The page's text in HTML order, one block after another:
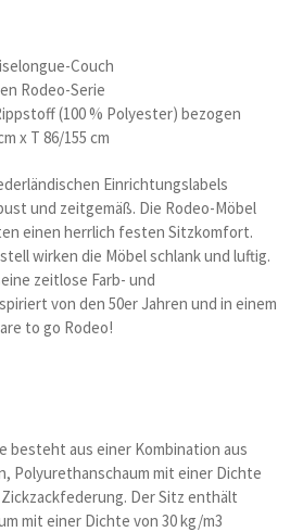
Couch
Rodeo-Serie
(100 % Polyester) bezogen
x T 86/155 cm
Einrichtungslabels
und zeitgemäß. Die Rodeo-Möbel
einen herrlich festen Sitzkomfort.
wirken die Möbel schlank und luftig.
zeitlose Farb- und
von den 50er Jahren und in einem
to go Rodeo!
besteht aus einer Kombination aus
Polyurethanschaum mit einer Dichte
Der Sitz enthält
mit einer Dichte von 30 kg/m3